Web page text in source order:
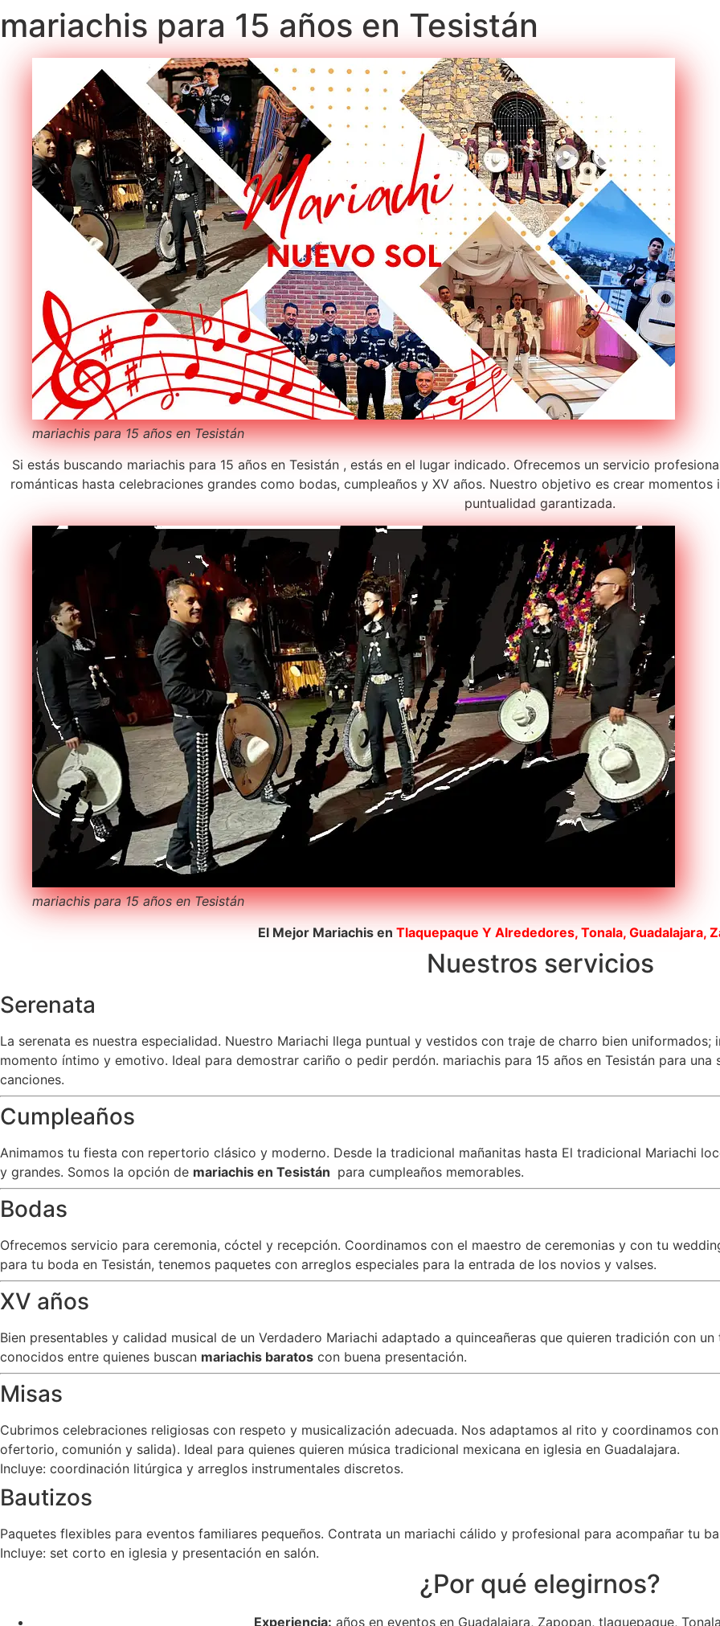
mariachis para 15 años en Tesistán
mariachis para 15 años en Tesistán
Si estás buscando mariachis para 15 años en Tesistán , estás en el lugar indicado. Ofrecemos un servicio
románticas hasta celebraciones grandes como bodas, cumpleaños y XV años. Nuestro objetivo es crear
puntualidad garantizada.
mariachis para 15 años en Tesistán
El Mejor Mariachis en Tlaquepaque Y Alrededores, Tonala, Guadalajara,
Nuestros servicios
Serenata
La serenata es nuestra especialidad. Nuestro Mariachi llega puntual y vestidos con traje de charro bien
momento íntimo y emotivo. Ideal para demostrar cariño o pedir perdón. mariachis para 15 años en Tesistán para
canciones.
Cumpleaños
Animamos tu fiesta con repertorio clásico y moderno. Desde la tradicional mañanitas hasta El tradicional Mariachi
y grandes. Somos la opción de mariachis en Tesistán para cumpleaños memorables.
Bodas
Ofrecemos servicio para ceremonia, cóctel y recepción. Coordinamos con el maestro de ceremonias y con tu
para tu boda en Tesistán, tenemos paquetes con arreglos especiales para la entrada de los novios y valses.
XV años
Bien presentables y calidad musical de un Verdadero Mariachi adaptado a quinceañeras que quieren tradición con
conocidos entre quienes buscan mariachis baratos con buena presentación.
Misas
Cubrimos celebraciones religiosas con respeto y musicalización adecuada. Nos adaptamos al rito y coordinamos
ofertorio, comunión y salida). Ideal para quienes quieren música tradicional mexicana en iglesia en Guadalajara.
Incluye: coordinación litúrgica y arreglos instrumentales discretos.
Bautizos
Paquetes flexibles para eventos familiares pequeños. Contrata un mariachi cálido y profesional para acompañar tu
Incluye: set corto en iglesia y presentación en salón.
¿Por qué elegirnos?
Experiencia: años en eventos en Guadalajara, Zapopan, tlaquepaque,